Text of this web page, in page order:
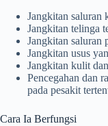
Jangkitan saluran
Jangkitan telinga
Jangkitan saluran
Jangkitan usus
Jangkitan kulit
Pencegahan dan
pada pesakit
Cara Ia Berfungsi